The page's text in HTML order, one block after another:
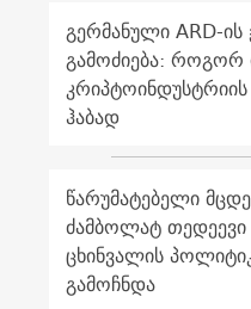
გერმანული ARD-
გამოძიება:
ჰაბად
წარუმატებელი
ძამბოლატ
ცხინვალის
გამოჩნდა